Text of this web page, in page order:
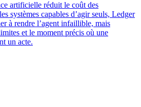
artificielle réduit le coût des
systèmes capables d’agir seuls, Ledger
à rendre l’agent infaillible, mais
et le moment précis où une
un acte.